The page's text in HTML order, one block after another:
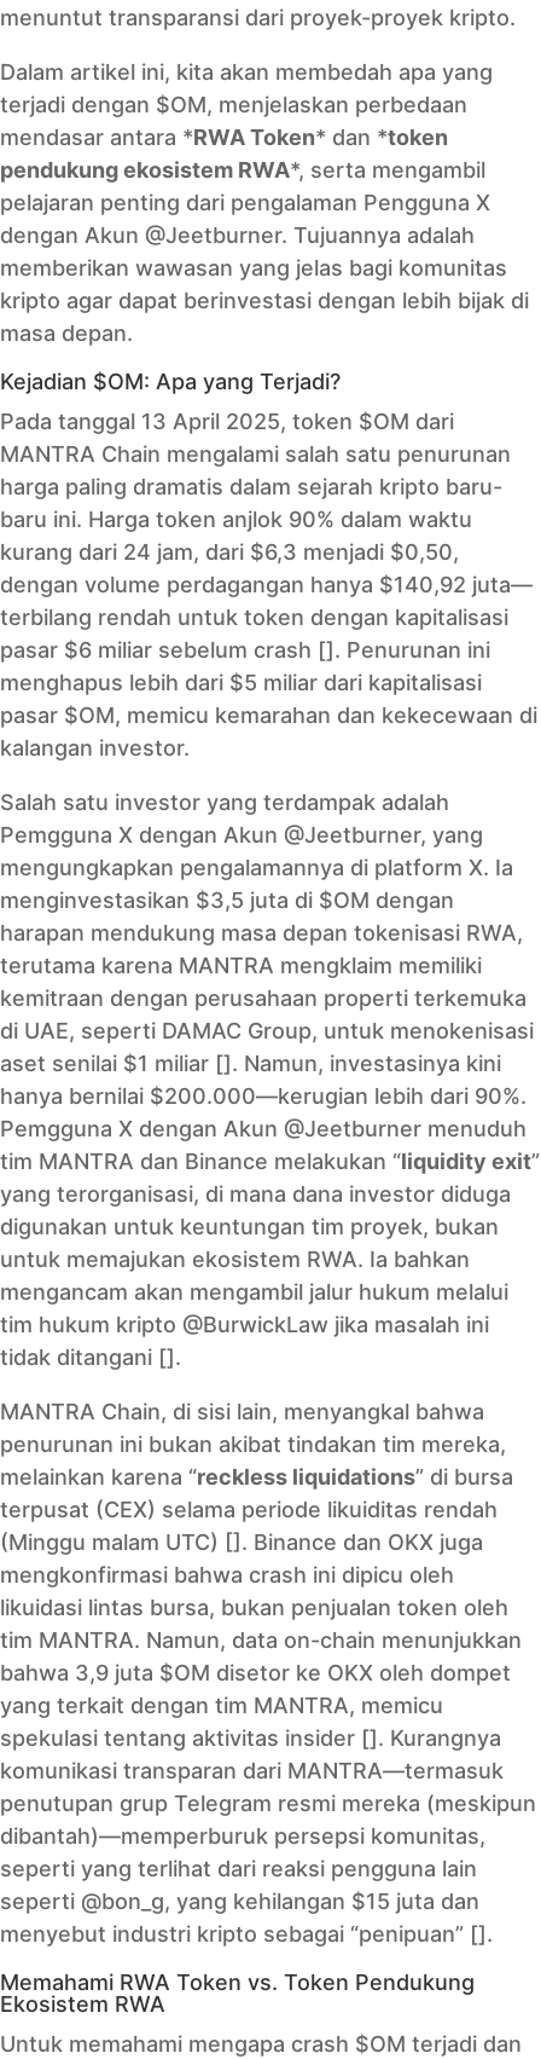
menuntut transparansi dari proyek-proyek kripto.
Dalam artikel ini, kita akan membedah apa yang
terjadi dengan $OM, menjelaskan perbedaan
mendasar antara *RWA Token* dan *token
pendukung ekosistem RWA*, serta mengambil
pelajaran penting dari pengalaman Pengguna X
dengan Akun @Jeetburner. Tujuannya adalah
memberikan wawasan yang jelas bagi komunitas
kripto agar dapat berinvestasi dengan lebih bijak di
masa depan.
Kejadian $OM: Apa yang Terjadi?
Pada tanggal 13 April 2025, token $OM dari
MANTRA Chain mengalami salah satu penurunan
harga paling dramatis dalam sejarah kripto baru-
baru ini. Harga token anjlok 90% dalam waktu
kurang dari 24 jam, dari $6,3 menjadi $0,50,
dengan volume perdagangan hanya $140,92 juta—
terbilang rendah untuk token dengan kapitalisasi
pasar $6 miliar sebelum crash []. Penurunan ini
menghapus lebih dari $5 miliar dari kapitalisasi
pasar $OM, memicu kemarahan dan kekecewaan di
kalangan investor.
Salah satu investor yang terdampak adalah
Pemgguna X dengan Akun @Jeetburner, yang
mengungkapkan pengalamannya di platform X. Ia
menginvestasikan $3,5 juta di $OM dengan
harapan mendukung masa depan tokenisasi RWA,
terutama karena MANTRA mengklaim memiliki
kemitraan dengan perusahaan properti terkemuka
di UAE, seperti DAMAC Group, untuk menokenisasi
aset senilai $1 miliar []. Namun, investasinya kini
hanya bernilai $200.000—kerugian lebih dari 90%.
Pemgguna X dengan Akun @Jeetburner menuduh
tim MANTRA dan Binance melakukan “liquidity exit”
yang terorganisasi, di mana dana investor diduga
digunakan untuk keuntungan tim proyek, bukan
untuk memajukan ekosistem RWA. Ia bahkan
mengancam akan mengambil jalur hukum melalui
tim hukum kripto @BurwickLaw jika masalah ini
tidak ditangani [].
MANTRA Chain, di sisi lain, menyangkal bahwa
penurunan ini bukan akibat tindakan tim mereka,
melainkan karena “reckless liquidations” di bursa
terpusat (CEX) selama periode likuiditas rendah
(Minggu malam UTC) []. Binance dan OKX juga
mengkonfirmasi bahwa crash ini dipicu oleh
likuidasi lintas bursa, bukan penjualan token oleh
tim MANTRA. Namun, data on-chain menunjukkan
bahwa 3,9 juta $OM disetor ke OKX oleh dompet
yang terkait dengan tim MANTRA, memicu
spekulasi tentang aktivitas insider []. Kurangnya
komunikasi transparan dari MANTRA—termasuk
penutupan grup Telegram resmi mereka (meskipun
dibantah)—memperburuk persepsi komunitas,
seperti yang terlihat dari reaksi pengguna lain
seperti @bon_g, yang kehilangan $15 juta dan
menyebut industri kripto sebagai “penipuan” [].
Memahami RWA Token vs. Token Pendukung
Ekosistem RWA
Untuk memahami mengapa crash $OM terjadi dan